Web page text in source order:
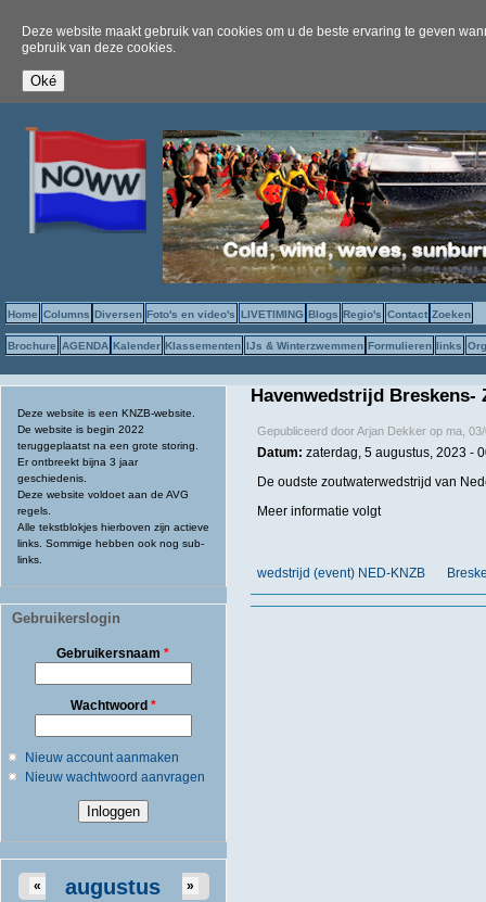
Deze website maakt gebruik van cookies om u de beste ervaring te geven
gebruik van deze cookies.
Home Columns Diversen Foto's en video's LIVETIMING Blogs Regio's Contact Zoeken
Brochure AGENDA Kalender Klassementen IJs & Winterzwemmen Formulieren links
Deze website is een KNZB-website.
De website is begin 2022
teruggeplaatst na een grote storing.
Er ontbreekt bijna 3 jaar
geschiedenis.
Deze website voldoet aan de AVG
regels.
Alle tekstblokjes hierboven zijn actieve
links. Sommige hebben ook nog sub-
links.
Gebruikerslogin
Gebruikersnaam*
Wachtwoord *
Nieuw account aanmaken
Nieuw wachtwoord aanvragen
augustus
« »
Havenwedstrijd Breskens-
Gepubliceerd doorArjan Dekkerop ma,
Datum: zaterdag, 5 augustus, 2023 -
De oudste zoutwaterwedstrijd van
Meer informatie volgt
wedstrijd (event) NED-KNZB